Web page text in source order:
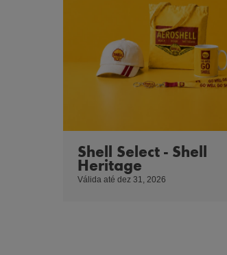
Shell Select - Shell
Heritage
Válida até dez 31, 2026